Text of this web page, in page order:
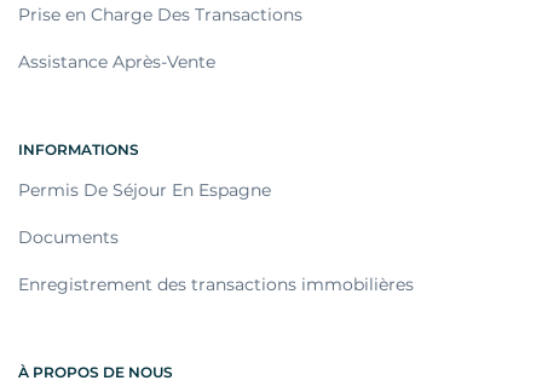
Prise en Charge Des Transactions
Assistance Après-Vente
INFORMATIONS
Permis De Séjour En Espagne
Documents
Enregistrement des transactions immobilières
À PROPOS DE NOUS